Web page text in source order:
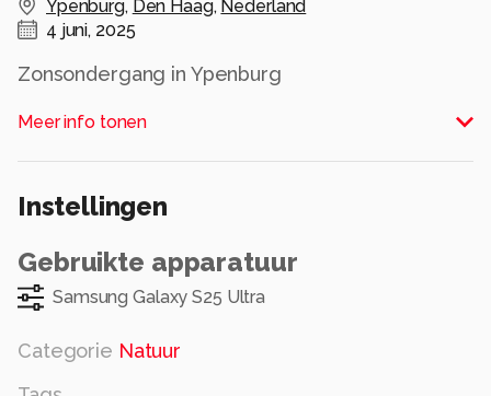
Ypenburg, Den Haag, Nederland
4 juni, 2025
Zonsondergang in Ypenburg
Alle rechten voorbehouden
Meer info tonen
Instellingen
Gebruikte apparatuur
Samsung Galaxy S25 Ultra
Categorie Natuur